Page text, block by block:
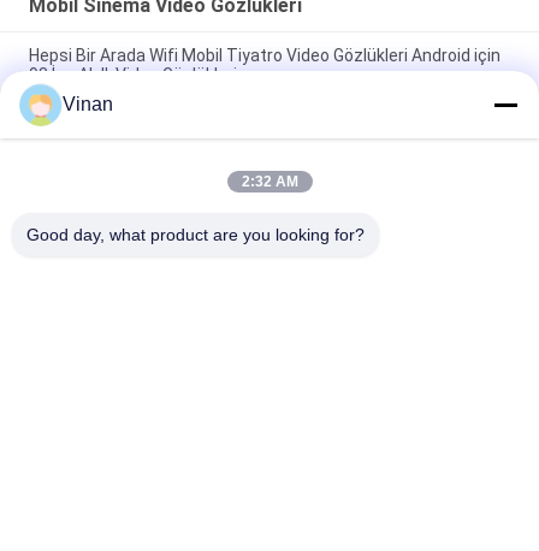
Mobil Sinema Video Gözlükleri
Hepsi Bir Arada Wifi Mobil Tiyatro Video Gözlükleri Android için
98 İnç Akıllı Video Gözlükleri
Kablosuz Wifi Sanal Gerçeklik Kişisel Sinema Gözlükleri Android
4.4 için 2 Ekran
Android 4.4 Akıllı Mobil Tiyatro Video Gözlükleri Wifi / Bluetooth
Vinan
2:32 AM
Good day, what product are you looking for?